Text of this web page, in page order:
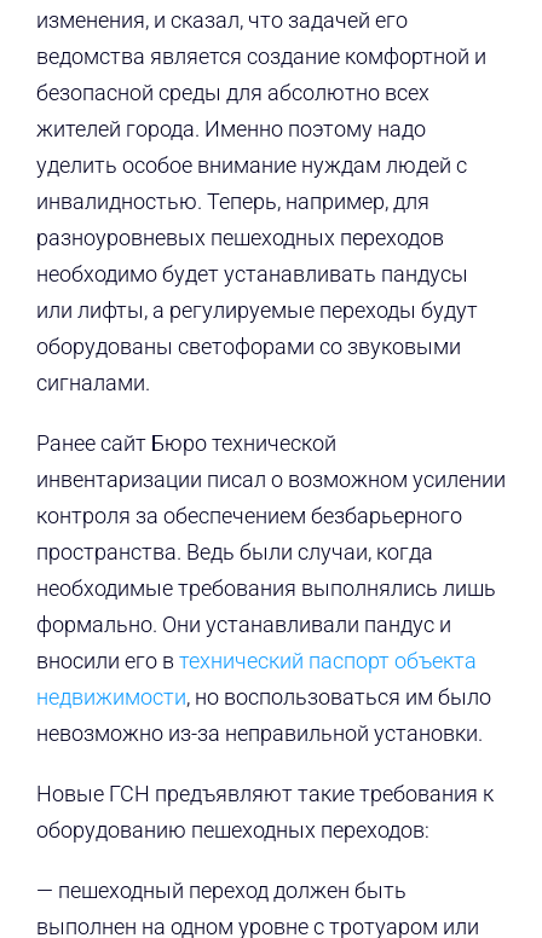
изменения, и сказал, что задачей его
ведомства является создание комфортной и
безопасной среды для абсолютно всех
жителей города. Именно поэтому надо
уделить особое внимание нуждам людей с
инвалидностью. Теперь, например, для
разноуровневых пешеходных переходов
необходимо будет устанавливать пандусы
или лифты, а регулируемые переходы будут
оборудованы светофорами со звуковыми
сигналами.
Ранее сайт Бюро технической
инвентаризации писал о возможном усилении
контроля за обеспечением безбарьерного
пространства. Ведь были случаи, когда
необходимые требования выполнялись лишь
формально. Они устанавливали пандус и
вносили его в технический паспорт объекта
недвижимости, но воспользоваться им было
невозможно из-за неправильной установки.
Новые ГСН предъявляют такие требования к
оборудованию пешеходных переходов:
— пешеходный переход должен быть
выполнен на одном уровне с тротуаром или